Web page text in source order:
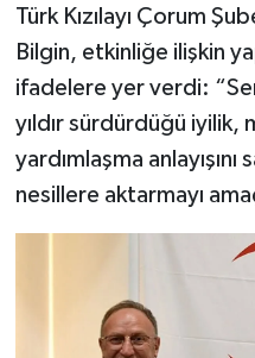
Türk Kızılayı Çorum
Bilgin, etkinliğe ilişkin
ifadelere yer verdi:
yıldır sürdürdüğü iyilik,
yardımlaşma anlayışını
nesillere aktarmayı